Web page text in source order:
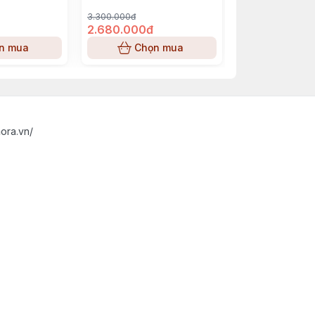
mua
3.300.000đ
2.680.000đ
Chọn mua